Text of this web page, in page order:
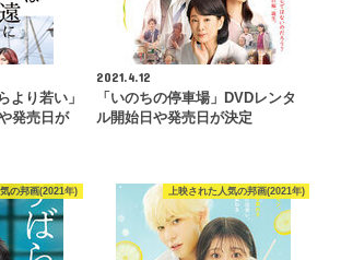
より若い」
発売日が
2021.4.12
「いのちの停車場」DVDレンタ
ル開始日や発売日が決定
気の邦画(2021年) 上映された人気の邦画(2021年)